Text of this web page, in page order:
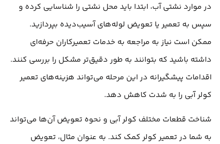
در موارد نشتی آب، ابتدا باید محل نشتی را شناسایی کرده و
سپس به تعمیر یا تعویض لوله‌های آسیب‌دیده بپردازید.
ممکن است نیاز به مراجعه به خدمات تعمیرکاران حرفه‌ای
داشته باشید که بتوانند به طور دقیق‌تر مشکل را بررسی کنند.
اقدامات پیشگیرانه در این مرحله می‌تواند هزینه‌های تعمیر
کولر آبی را به شدت کاهش دهد.
شناخت قطعات مختلف کولر آبی و نحوه تعویض آن‌ها می‌تواند
به شما در تعمیر کولر کمک کند. به عنوان مثال، تعویض